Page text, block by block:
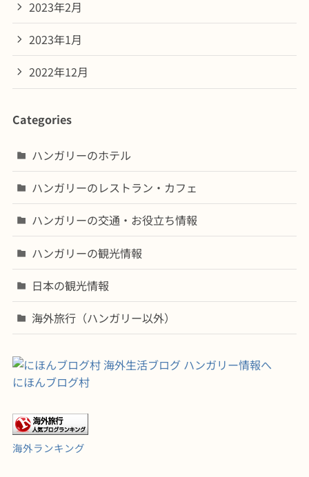
2023年2月
2023年1月
2022年12月
Categories
ハンガリーのホテル
ハンガリーのレストラン・カフェ
ハンガリーの交通・お役立ち情報
ハンガリーの観光情報
日本の観光情報
海外旅行（ハンガリー以外）
にほんブログ村
海外ランキング